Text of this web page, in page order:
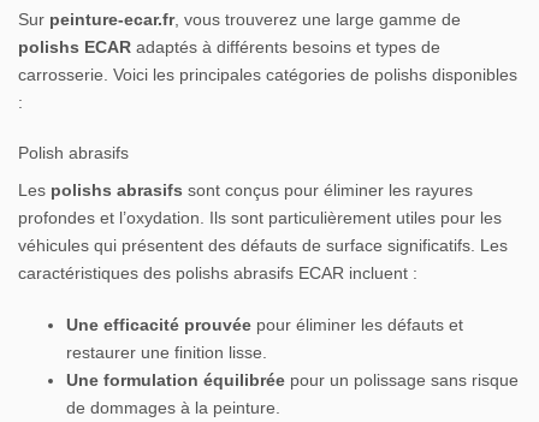
Sur peinture-ecar.fr, vous trouverez une large gamme de
polishs ECAR adaptés à différents besoins et types de
carrosserie. Voici les principales catégories de polishs disponibles
:
Polish abrasifs
Les polishs abrasifs sont conçus pour éliminer les rayures
profondes et l’oxydation. Ils sont particulièrement utiles pour les
véhicules qui présentent des défauts de surface significatifs. Les
caractéristiques des polishs abrasifs ECAR incluent :
Une efficacité prouvée pour éliminer les défauts et
restaurer une finition lisse.
Une formulation équilibrée pour un polissage sans risque
de dommages à la peinture.